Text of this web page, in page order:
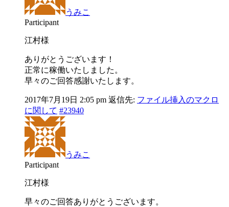
うみこ
Participant
江村様
ありがとうございます！
正常に稼働いたしました。
早々のご回答感謝いたします。
2017年7月19日 2:05 pm 返信先: ファイル挿入のマクロ
に関して #23940
うみこ
Participant
江村様
早々のご回答ありがとうございます。